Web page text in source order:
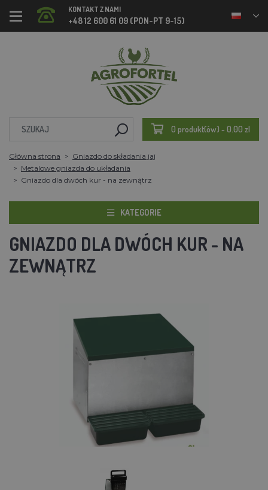
KONTAKT Z NAMI
+48 12 600 61 09 (PON-PT 9-15)
0 produkt(ów) - 0.00 zl
Główna strona
Gniazdo do składania jaj
Metalowe gniazda do układania
Gniazdo dla dwóch kur - na zewnątrz
KATEGORIE
GNIAZDO DLA DWÓCH KUR - NA
ZEWNĄTRZ